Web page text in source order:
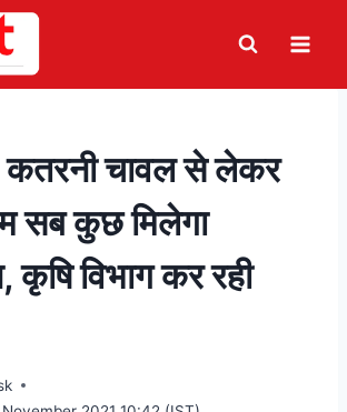
कतरनी चावल से लेकर
सब कुछ मिलेगा
विभाग कर रही